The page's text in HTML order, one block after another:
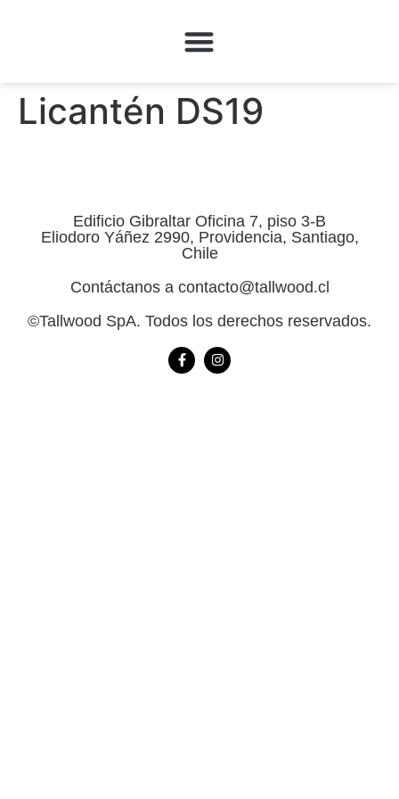
Licantén DS19
Edificio Gibraltar Oficina 7, piso 3-B
Eliodoro Yáñez 2990, Providencia, Santiago,
Chile
Contáctanos a contacto@tallwood.cl
©Tallwood SpA. Todos los derechos reservados.